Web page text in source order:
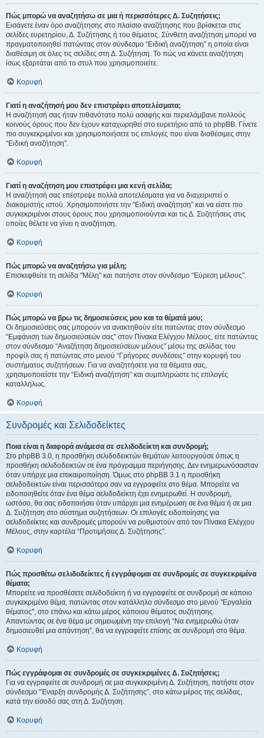
Πώς μπορώ να αναζητήσω σε μια ή περισσότερες Δ. Συζητήσεις;
Εισάγετε έναν όρο αναζήτησης στο πλαίσιο αναζήτησης που βρίσκεται στις
σελίδες ευρετηρίου, Δ. Συζήτησης ή του θέματος. Σύνθετη αναζήτηση μπορεί να
πραγματοποιηθεί πατώντας στον σύνδεσμο “Ειδική αναζήτηση” η οποία είναι
διαθέσιμη σε όλες τις σελίδες στη Δ. Συζήτηση. Το πώς να κάνετε αναζήτηση
ίσως εξαρτάται από το στυλ που χρησιμοποιείτε.
Κορυφή
Γιατί η αναζήτησή μου δεν επιστρέφει αποτελέσματα;
Η αναζήτησή σας ήταν πιθανότατα πολύ ασαφής και περιελάμβανε πολλούς
κοινούς όρους που δεν έχουν καταχωρηθεί στο ευρετήριο από το phpBB. Γίνετε
πιο συγκεκριμένοι και χρησιμοποιήσετε τις επιλογές που είναι διαθέσιμες στην
“Ειδική αναζήτηση”.
Κορυφή
Γιατί η αναζήτηση μου επιστρέφει μια κενή σελίδα;
Η αναζήτησή σας επέστρεψε πολλά αποτελέσματα για να διαχειριστεί ο
διακομιστής ιστού. Χρησιμοποιήστε την “Ειδική αναζήτηση” και να είστε πιο
συγκεκριμένοι στους όρους που χρησιμοποιούνται και τις Δ. Συζητήσεις στις
οποίες θέλετε να γίνει η αναζήτηση.
Κορυφή
Πώς μπορώ να αναζητήσω για μέλη;
Επισκεφθείτε τη σελίδα "Μέλη" και πατήστε στον σύνδεσμο “Εύρεση μέλους”.
Κορυφή
Πώς μπορώ να βρω τις δημοσιεύσεις μου και τα θέματά μου;
Οι δημοσιεύσεις σας μπορούν να ανακτηθούν είτε πατώντας στον σύνδεσμο
“Εμφάνιση των δημοσιεύσεών σας” στον Πίνακα Ελέγχου Μέλους, είτε πατώντας
στον σύνδεσμο “Αναζήτηση δημοσιεύσεων μέλους” μέσω της σελίδας του
προφίλ σας ή πατώντας στο μενού “Γρήγορες συνδέσεις” στην κορυφή του
συστήματος συζητήσεων. Για να αναζητήσετε για τα θέματα σας,
χρησιμοποιείστε την “Ειδική αναζήτηση” και συμπληρώστε τις επιλογές
καταλλήλως.
Κορυφή
Συνδρομές και Σελιδοδείκτες
Ποια είναι η διαφορά ανάμεσα σε σελιδοδείκτη και συνδρομή;
Στο phpBB 3.0, η προσθήκη σελιδοδεικτών θεμάτων λειτουργούσε όπως η
προσθήκη σελιδοδεικτών σε ένα πρόγραμμα περιήγησης. Δεν ενημερωνόσασταν
όταν υπήρχε μια επικαιροποίηση. Όμως στο phpBB 3.1 η προσθήκη
σελιδοδεικτών είναι περισσότερο σαν να εγγραφείτε στο θέμα. Μπορείτε να
ειδοποιηθείτε όταν ένα θέμα σελιδοδείκτη έχει ενημερωθεί. Η συνδρομή,
ωστόσο, θα σας ειδοποιήσει όταν υπάρχει μια ενημέρωση σε ένα θέμα ή σε μια
Δ. Συζήτηση στο σύστημα συζητήσεων. Οι επιλογές ειδοποίησης για
σελιδοδείκτες και συνδρομές μπορούν να ρυθμιστούν από τον Πίνακα Ελέγχου
Μέλους, στην καρτέλα “Προτιμήσεις Δ. Συζήτησης”.
Κορυφή
Πώς προσθέτω σελιδοδείκτες ή εγγράφομαι σε συνδρομές σε συγκεκριμένα
θέματα;
Μπορείτε να προσθέσετε σελιδοδείκτη ή να εγγραφείτε σε συνδρομή σε κάποιο
συγκεκριμένο θέμα, πατώντας στον κατάλληλο σύνδεσμο στο μενού "Εργαλεία
θέματος", στο επάνω και κάτω μέρος κάποιου θέματος συζήτησης.
Απαντώντας σε ένα θέμα με σημειωμένη την επιλογή “Να ενημερωθώ όταν
δημοσιευθεί μια απάντηση”, θα να εγγραφείτε επίσης σε συνδρομή στο θέμα.
Κορυφή
Πώς εγγράφομαι σε συνδρομές σε συγκεκριμένες Δ. Συζητήσεις;
Για να εγγραφείτε σε συνδρομή σε μια συγκεκριμένη Δ. Συζήτηση, πατήστε στον
σύνδεσμο “Έναρξη συνδρομής Δ. Συζήτησης”, στο κάτω μέρος της σελίδας,
κατά την είσοδό σας στη Δ. Συζήτηση.
Κορυφή